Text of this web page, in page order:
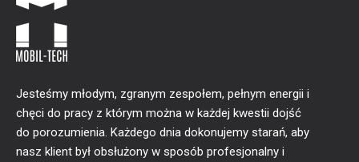
Jesteśmy młodym, zgranym zespołem, pełnym energii i
chęci do pracy z którym można w każdej kwestii dojść
do porozumienia. Każdego dnia dokonujemy starań, aby
nasz klient był obsłużony w sposób profesjonalny i